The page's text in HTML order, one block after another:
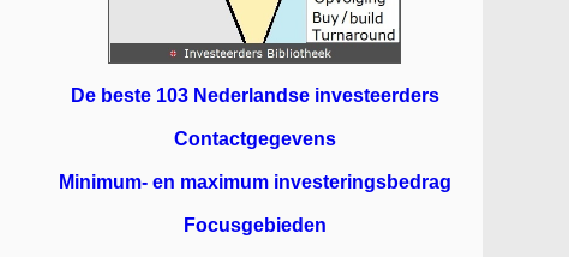
De beste 103 Nederlandse investeerders
Contactgegevens
Minimum- en maximum investeringsbedrag
Focusgebieden